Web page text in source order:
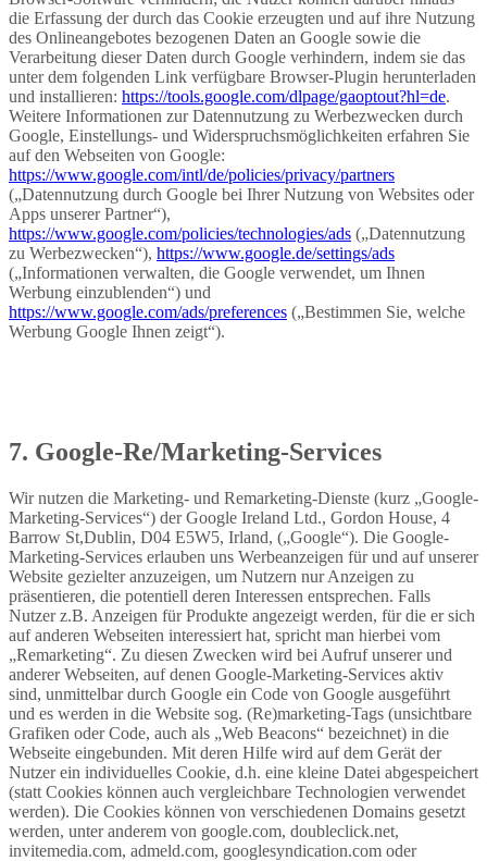
die Erfassung der durch das Cookie erzeugten und auf ihre Nutzung
des Onlineangebotes bezogenen Daten an Google sowie die
Verarbeitung dieser Daten durch Google verhindern, indem sie das
unter dem folgenden Link verfügbare Browser-Plugin herunterladen
und installieren: https://tools.google.com/dlpage/gaoptout?hl=de.
Weitere Informationen zur Datennutzung zu Werbezwecken durch
Google, Einstellungs- und Widerspruchsmöglichkeiten erfahren Sie
auf den Webseiten von Google:
https://www.google.com/intl/de/policies/privacy/partners
(„Datennutzung durch Google bei Ihrer Nutzung von Websites oder
Apps unserer Partner“),
https://www.google.com/policies/technologies/ads („Datennutzung
zu Werbezwecken“), https://www.google.de/settings/ads
(„Informationen verwalten, die Google verwendet, um Ihnen
Werbung einzublenden“) und
https://www.google.com/ads/preferences („Bestimmen Sie, welche
Werbung Google Ihnen zeigt“).
7. Google-Re/Marketing-Services
Wir nutzen die Marketing- und Remarketing-Dienste (kurz „Google-
Marketing-Services“) der Google Ireland Ltd., Gordon House, 4
Barrow St,Dublin, D04 E5W5, Irland, („Google“). Die Google-
Marketing-Services erlauben uns Werbeanzeigen für und auf unserer
Website gezielter anzuzeigen, um Nutzern nur Anzeigen zu
präsentieren, die potentiell deren Interessen entsprechen. Falls
Nutzer z.B. Anzeigen für Produkte angezeigt werden, für die er sich
auf anderen Webseiten interessiert hat, spricht man hierbei vom
„Remarketing“. Zu diesen Zwecken wird bei Aufruf unserer und
anderer Webseiten, auf denen Google-Marketing-Services aktiv
sind, unmittelbar durch Google ein Code von Google ausgeführt
und es werden in die Website sog. (Re)marketing-Tags (unsichtbare
Grafiken oder Code, auch als „Web Beacons“ bezeichnet) in die
Webseite eingebunden. Mit deren Hilfe wird auf dem Gerät der
Nutzer ein individuelles Cookie, d.h. eine kleine Datei abgespeichert
(statt Cookies können auch vergleichbare Technologien verwendet
werden). Die Cookies können von verschiedenen Domains gesetzt
werden, unter anderem von google.com, doubleclick.net,
invitemedia.com, admeld.com, googlesyndication.com oder